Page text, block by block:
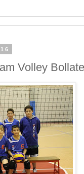
Volley Bollate